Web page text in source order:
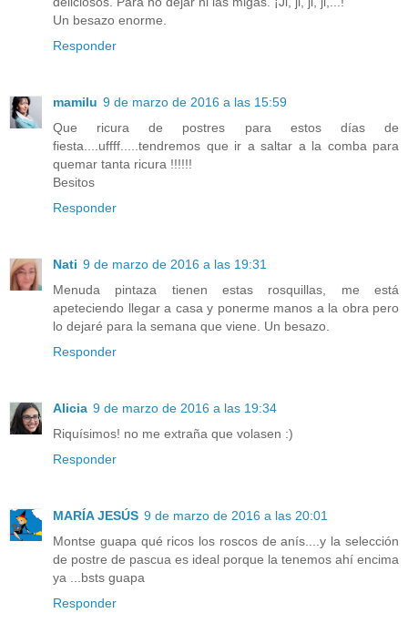
Un besazo enorme.
Responder
mamilu 9 de marzo de 2016 a las 15:59
Que ricura de postres para estos días de
fiesta....uffff.....tendremos que ir a saltar a la comba para
quemar tanta ricura !!!!!!
Besitos
Responder
Nati 9 de marzo de 2016 a las 19:31
Menuda pintaza tienen estas rosquillas, me está
apeteciendo llegar a casa y ponerme manos a la obra pero
lo dejaré para la semana que viene. Un besazo.
Responder
Alicia 9 de marzo de 2016 a las 19:34
Riquísimos! no me extraña que volasen :)
Responder
MARÍA JESÚS 9 de marzo de 2016 a las 20:01
Montse guapa qué ricos los roscos de anís....y la selección
de postre de pascua es ideal porque la tenemos ahí encima
ya ...bsts guapa
Responder